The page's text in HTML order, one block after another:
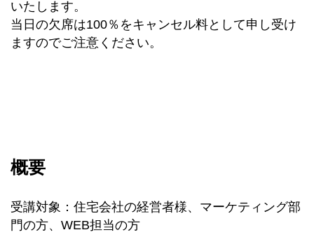
いたします。
当日の欠席は100％をキャンセル料として申し受け
ますのでご注意ください。
概要
受講対象：住宅会社の経営者様、マーケティング部
門の方、WEB担当の方